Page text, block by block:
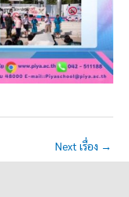
Next เรื่อง →